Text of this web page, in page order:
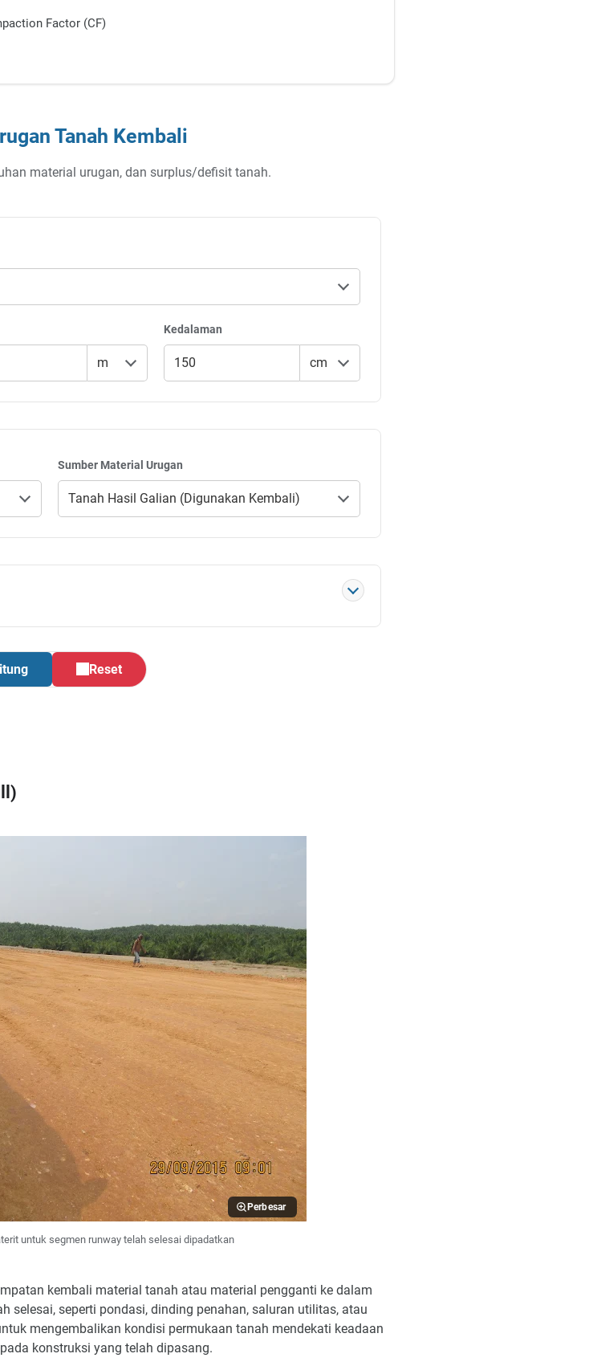
Factor (CF)
Tanah Kembali
material urugan, dan surplus/defisit tanah.
Kedalaman
Sumber Material Urugan
Reset
Perbesar
untuk segmen runway telah selesai dipadatkan
kembali material tanah atau material pengganti ke dalam
selesai, seperti pondasi, dinding penahan, saluran utilitas, atau
mengembalikan kondisi permukaan tanah mendekati keadaan
konstruksi yang telah dipasang.